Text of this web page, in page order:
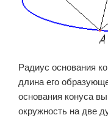
Радиус основания
длина его
основания конуса
окружность на две